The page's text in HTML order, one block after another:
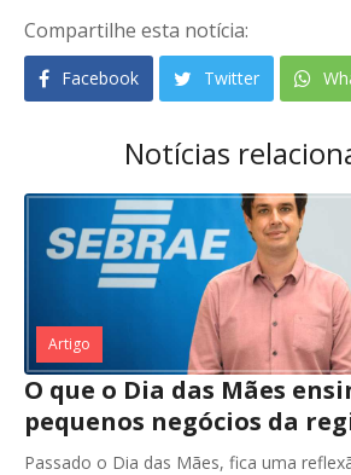
Compartilhe esta notícia:
Facebook Twitter
Notícias
Artigo
O que o Dia das Mães
pequenos negócios da
Passado o Dia das Mães, fica uma